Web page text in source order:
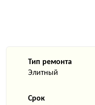
Тип ремонта
Элитный
Срок